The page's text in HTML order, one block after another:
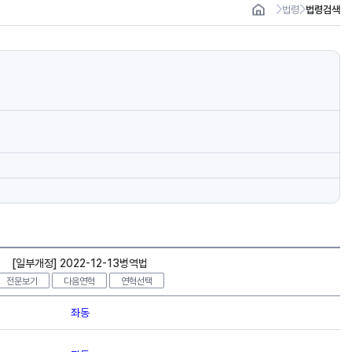
법령 법령검색
[일부개정] 2022-12-13병역법
전문보기 다음연혁 연혁선택
좌동